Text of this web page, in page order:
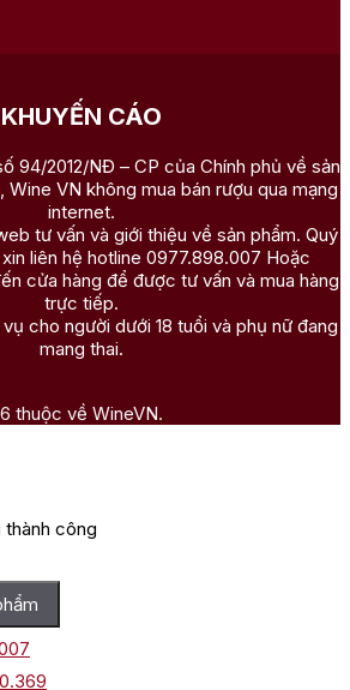
KHUYẾN CÁO
94/2012/NĐ – CP của Chính phủ về sản
Wine VN không mua bán rượu qua mạng
internet.
tư vấn và giới thiệu về sản phẩm. Quý
liên hệ hotline 0977.898.007 Hoặc
cửa hàng để được tư vấn và mua hàng
trực tiếp.
cho người dưới 18 tuổi và phụ nữ đang
mang thai.
thuộc về WineVN.
công